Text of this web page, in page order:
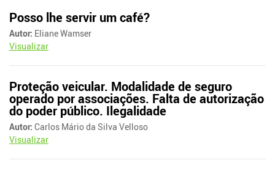
Posso lhe servir um café?
Autor: Eliane Wamser
Visualizar
Proteção veicular. Modalidade de seguro
operado por associações. Falta de autorização
do poder público. Ilegalidade
Autor: Carlos Mário da Silva Velloso
Visualizar